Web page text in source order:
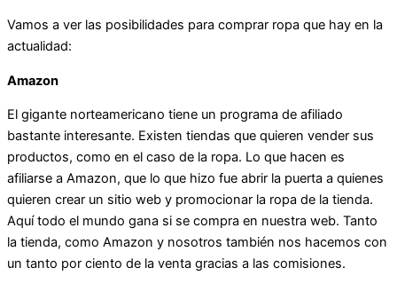
Vamos a ver las posibilidades para comprar ropa que hay en la
actualidad:
Amazon
El gigante norteamericano tiene un programa de afiliado
bastante interesante. Existen tiendas que quieren vender sus
productos, como en el caso de la ropa. Lo que hacen es
afiliarse a Amazon, que lo que hizo fue abrir la puerta a quienes
quieren crear un sitio web y promocionar la ropa de la tienda.
Aquí todo el mundo gana si se compra en nuestra web. Tanto
la tienda, como Amazon y nosotros también nos hacemos con
un tanto por ciento de la venta gracias a las comisiones.